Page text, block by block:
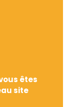
êtes
site